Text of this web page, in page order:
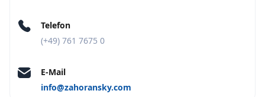
Telefon
(+49) 761 7675 0
E-Mail
info@zahoransky.com